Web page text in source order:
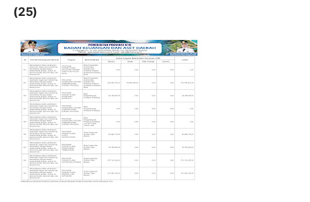
(25)